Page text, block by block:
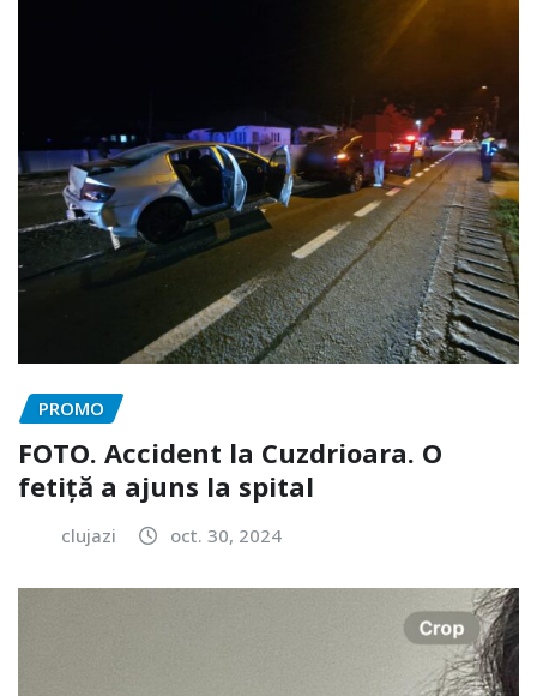
PROMO
FOTO. Accident la Cuzdrioara. O
fetiță a ajuns la spital
clujazi oct. 30, 2024